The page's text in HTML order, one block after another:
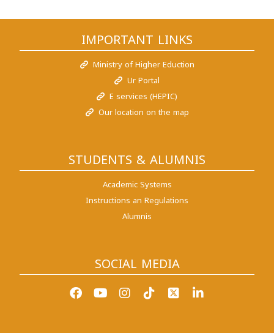
IMPORTANT LINKS
Ministry of Higher Eduction
Ur Portal
E services (HEPIC)
Our location on the map
STUDENTS & ALUMNIS
Academic Systems
Instructions an Regulations
Alumnis
SOCIAL MEDIA